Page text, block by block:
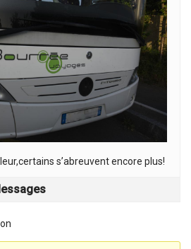
s’abreuvent encore plus!